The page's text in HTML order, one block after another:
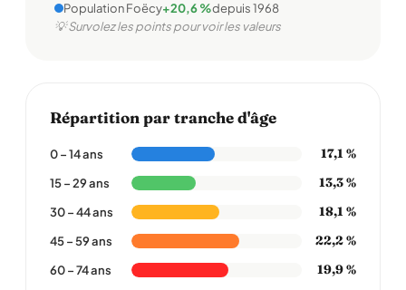
Population Foëcy+20,6 %depuis 1968
💡 Survolez les points pour voir les valeurs
Répartition par tranche d'âge
0 – 14 ans 17,1 %
15 – 29 ans 13,3 %
30 – 44 ans 18,1 %
45 – 59 ans 22,2 %
60 – 74 ans 19,9 %